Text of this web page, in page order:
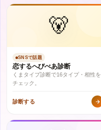
🐻
SNSで話題
恋するへびべあ診断
くまタイプ診断で16タイプ・相性を
チェック。
診断する